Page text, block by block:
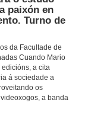
paixón en
Turno de
da Facultade de
Cuando Mario
a cita
á sociedade a
os
a banda
moza
humor